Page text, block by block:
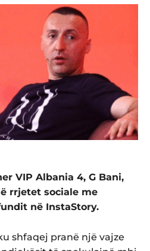
VIP Albania 4, G Bani,
rrjetet sociale me
në InstaStory.
shfaqej pranë një vajze